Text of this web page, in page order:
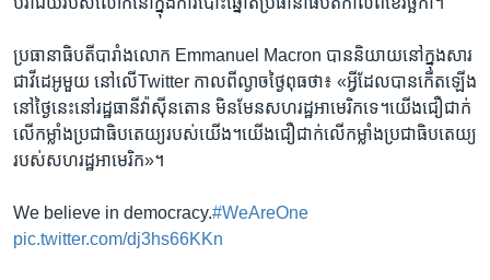
ប្រធានាធិបតី​បារាំង​លោក​ Emmanuel Macron ​បាន​និយាយ​នៅក្នុង​សារ​
ជា​វីដេអូមួយ​ នៅ​លើ​Twitter​ កាលពី​ល្ងាច​ថ្ងៃពុធ​ថា៖ ​«អ្វីដែល​បាន​កើតឡើង​
នៅថ្ងៃនេះ​នៅ​រដ្ឋធានី​វ៉ាស៊ីនតោន ​មិនមែន​សហរដ្ឋ​អាមេរិក​ទេ។​យើង​ជឿជាក់​
លើ​កម្លាំង​ប្រជា​ធិបតេយ្យ​របស់​យើង។​យើងជឿជាក់​លើ​កម្លាំង​ប្រជា​ធិបតេយ្យ​
របស់​សហរដ្ឋ​អាមេរិក»។​
We believe in democracy.#WeAreOne
pic.twitter.com/dj3hs66KKn